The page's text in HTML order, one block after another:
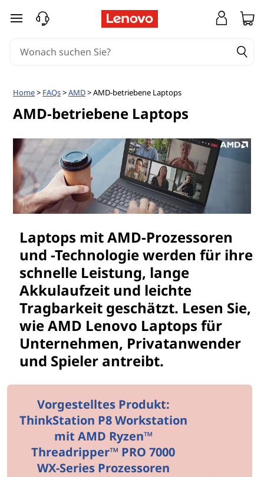
zum Hauptinhalt springen
Home> FAQs>AMD> AMD-betriebene Laptops
AMD-betriebene Laptops
Laptops mit AMD-Prozessoren
und -Technologie werden für ihre
schnelle Leistung, lange
Akkulaufzeit und leichte
Tragbarkeit geschätzt. Lesen Sie,
wie AMD Lenovo Laptops für
Unternehmen, Privatanwender
und Spieler antreibt.
Vorgestelltes Produkt:
ThinkStation P8 Workstation
mit AMD Ryzen™
Threadripper™ PRO 7000
WX-Series Prozessoren